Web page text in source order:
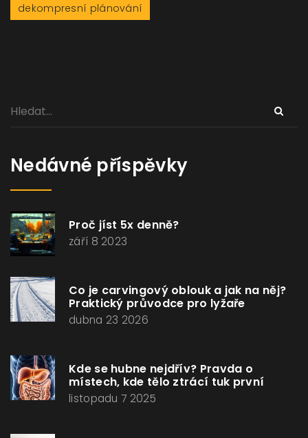
dekompresní plánování
Nedávné příspěvky
Proč jíst 5x denně?
září 8 2023
Co je carvingový oblouk a jak na něj?
Praktický průvodce pro lyžaře
dubna 23 2026
Kde se hubne nejdřív? Pravda o
místech, kde tělo ztrácí tuk první
listopadu 7 2025